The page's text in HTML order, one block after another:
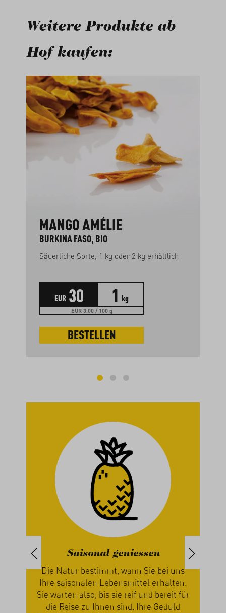
Weitere Produkte ab
Hof kaufen:
Produktgalerie überspringen
MANGO AMÉLIE
BURKINA FASO, BIO
Säuerliche Sorte, 1 kg oder 2 kg erhältlich
EUR 30 1 kg
EUR 3.00 / 100 g
BESTELLEN
Saisonal geniessen
Die Natur bestimmt, wann Sie bei uns
Ihre saisonalen Lebensmittel erhalten.
Sie warten also, bis sie reif und bereit für
die Reise zu Ihnen sind. Ihre Geduld